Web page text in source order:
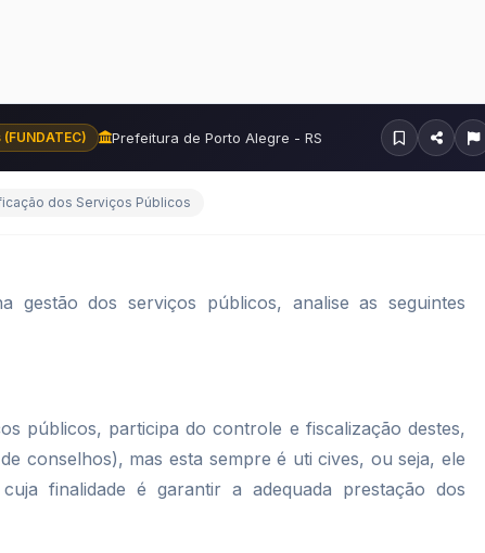
Prefeitura de Porto Alegre - RS
dos Serviços Públicos
dos serviços públicos, analise as seguintes
públicos, participa do controle e fiscalização destes,
conselhos), mas esta sempre é uti cives, ou seja, ele
finalidade é garantir a adequada prestação dos